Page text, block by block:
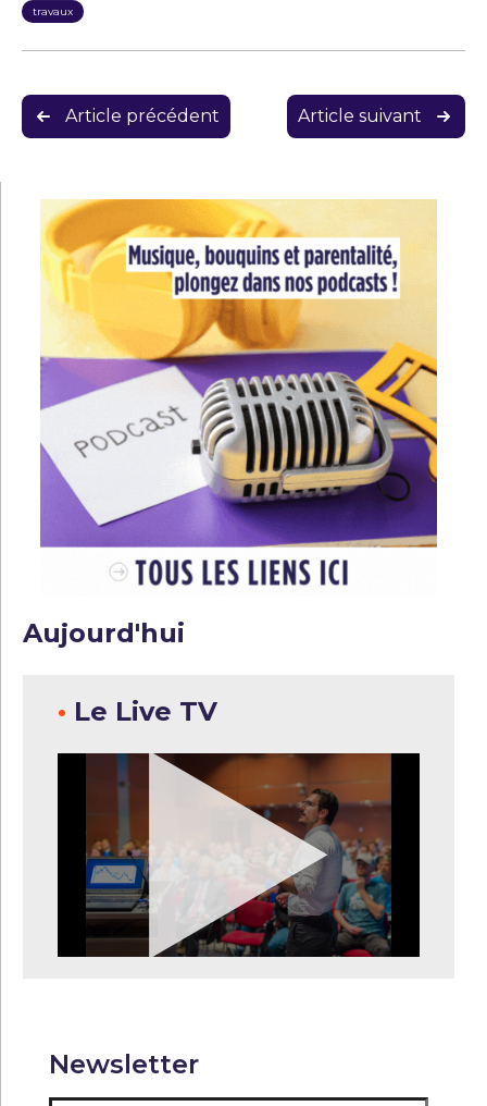
travaux
Navigation
de
Article précédent Article suivant
Aujourd'hui
• Le Live TV
Newsletter